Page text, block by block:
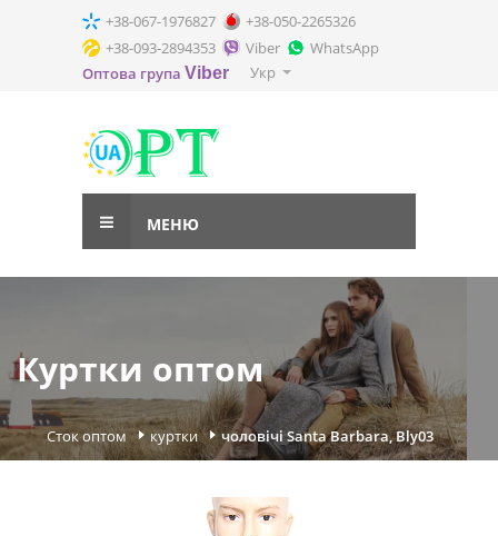
+38-067-1976827
+38-050-2265326
+38-093-2894353
Viber
WhatsApp
Оптова група Viber Укр
МЕНЮ
Куртки оптом
Сток оптом куртки чоловічі Santa Barbara, Bly03